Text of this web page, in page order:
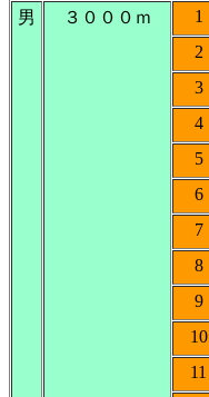
男 ３０００ｍ 1
2
3
4
5
6
7
8
9
10
11